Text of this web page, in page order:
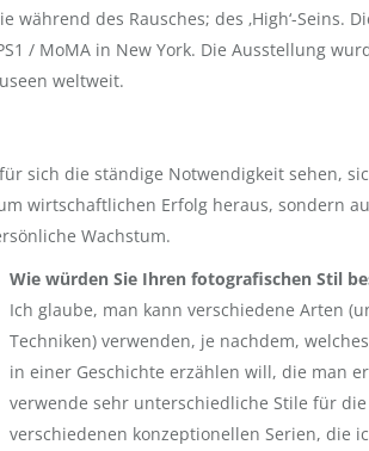
des Rausches; des ‚High‘-Seins.
/ MoMA in New York. Die Ausstellung
weltweit.
sich die ständige Notwendigkeit sehen,
wirtschaftlichen Erfolg heraus, sondern
Wachstum.
Wie würden Sie Ihren fotografischen Stil
Ich glaube, man kann verschiedene Arten
Techniken) verwenden, je nachdem,
in einer Geschichte erzählen will, die man
verwende sehr unterschiedliche Stile für die
verschiedenen konzeptionellen Serien, die